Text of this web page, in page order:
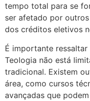
tempo total para se
ser afetado por
dos créditos eletivos
É importante
Teologia não está
tradicional. Existem
área, como cursos
avançadas que